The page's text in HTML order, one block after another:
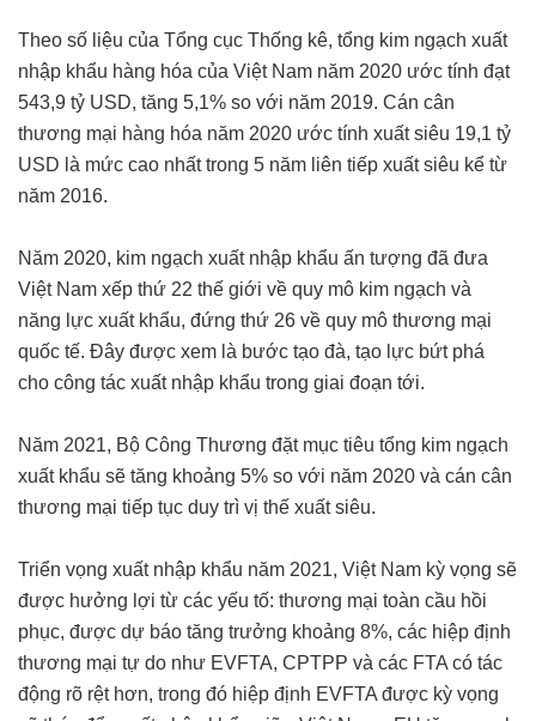
Theo số liệu của Tổng cục Thống kê, tổng kim ngạch xuất
nhập khẩu hàng hóa của Việt Nam năm 2020 ước tính đạt
543,9 tỷ USD, tăng 5,1% so với năm 2019. Cán cân
thương mại hàng hóa năm 2020 ước tính xuất siêu 19,1 tỷ
USD là mức cao nhất trong 5 năm liên tiếp xuất siêu kể từ
năm 2016.
Năm 2020, kim ngạch xuất nhập khẩu ấn tượng đã đưa
Việt Nam xếp thứ 22 thế giới về quy mô kim ngạch và
năng lực xuất khẩu, đứng thứ 26 về quy mô thương mại
quốc tế. Đây được xem là bước tạo đà, tạo lực bứt phá
cho công tác xuất nhập khẩu trong giai đoạn tới.
Năm 2021, Bộ Công Thương đặt mục tiêu tổng kim ngạch
xuất khẩu sẽ tăng khoảng 5% so với năm 2020 và cán cân
thương mại tiếp tục duy trì vị thế xuất siêu.
Triển vọng xuất nhập khẩu năm 2021, Việt Nam kỳ vọng sẽ
được hưởng lợi từ các yếu tố: thương mại toàn cầu hồi
phục, được dự báo tăng trưởng khoảng 8%, các hiệp định
thương mại tự do như EVFTA, CPTPP và các FTA có tác
động rõ rệt hơn, trong đó hiệp định EVFTA được kỳ vọng